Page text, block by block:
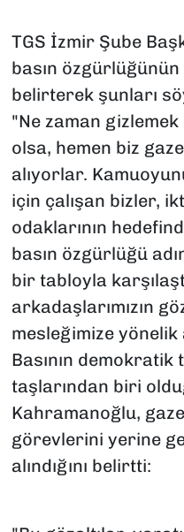
TGS İzmir Şube
basın özgürlüğünün
belirterek şunları
"Ne zaman
olsa, hemen biz
alıyorlar.
için çalışan bizler,
odaklarının
basın özgürlüğü
bir tabloyla
arkadaşlarımızın
mesleğimize yönelik
Basının demokratik
taşlarından biri
Kahramanoğlu,
görevlerini yerine
alındığını belirtti: